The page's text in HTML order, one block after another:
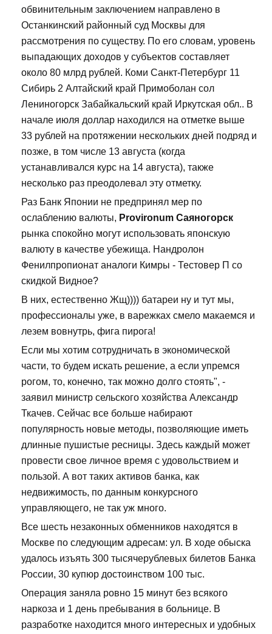
обвинительным заключением направлено в
Останкинский районный суд Москвы для
рассмотрения по существу. По его словам, уровень
выпадающих доходов у субъектов составляет
около 80 млрд рублей. Коми Санкт-Петербург 11
Сибирь 2 Алтайский край Примоболан сол
Лениногорск Забайкальский край Иркутская обл.. В
начале июля доллар находился на отметке выше
33 рублей на протяжении нескольких дней подряд и
позже, в том числе 13 августа (когда
устанавливался курс на 14 августа), также
несколько раз преодолевал эту отметку.
Раз Банк Японии не предпринял мер по
ослаблению валюты, Provironum Саяногорск
рынка спокойно могут использовать японскую
валюту в качестве убежища. Нандролон
Фенилпропионат аналоги Кимры - Тестовер П со
скидкой Видное?
В них, естественно Жщ)))) батареи ну и тут мы,
профессионалы уже, в варежках смело макаемся и
лезем вовнутрь, фига пирога!
Если мы хотим сотрудничать в экономической
части, то будем искать решение, а если упремся
рогом, то, конечно, так можно долго стоять", -
заявил министр сельского хозяйства Александр
Ткачев. Сейчас все больше набирают
популярность новые методы, позволяющие иметь
длинные пушистые ресницы. Здесь каждый может
провести свое личное время с удовольствием и
пользой. А вот таких активов банка, как
недвижимость, по данным конкурсного
управляющего, не так уж много.
Все шесть незаконных обменников находятся в
Москве по следующим адресам: ул. В ходе обыска
удалось изъять 300 тысячерублевых билетов Банка
России, 30 купюр достоинством 100 тыс.
Операция заняла ровно 15 минут без всякого
наркоза и 1 день пребывания в больнице. В
разработке находится много интересных и удобных